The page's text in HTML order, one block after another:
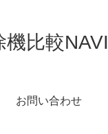
比較NAVI
お問い合わせ